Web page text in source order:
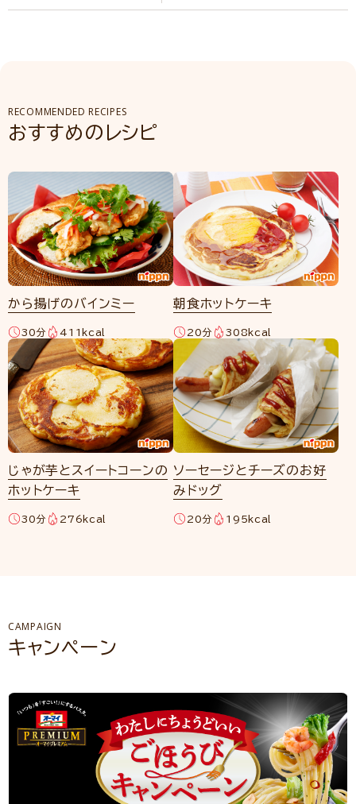
RECOMMENDED RECIPES
おすすめのレシピ
から揚げのバインミー
30分 411kcal
朝食ホットケーキ
20分 308kcal
じゃが芋とスイートコーンの
ホットケーキ
30分 276kcal
ソーセージとチーズのお好
みドッグ
20分 195kcal
CAMPAIGN
キャンペーン